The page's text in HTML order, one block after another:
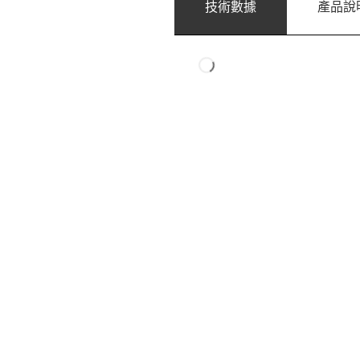
技術數據 產品說